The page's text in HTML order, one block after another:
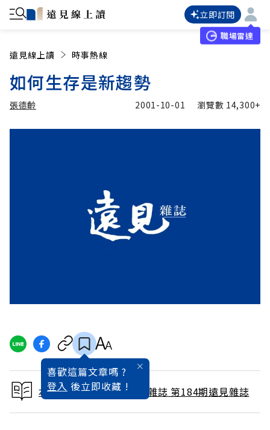
立即訂閱
職場雷達
遠見線上讀 時事熱線
如何生存是新趨勢
張德齡 2001-10-01 瀏覽數 14,300+
喜歡這篇文章嗎 ?
登入 後立即收藏 !
本文出自 2001 / 10月號雜誌 第184期遠見雜誌